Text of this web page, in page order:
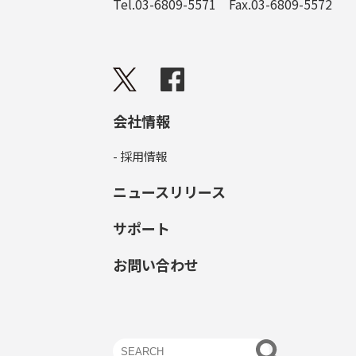
会社情報
- 採用情報
ニュースリリース
サポート
お問い合わせ